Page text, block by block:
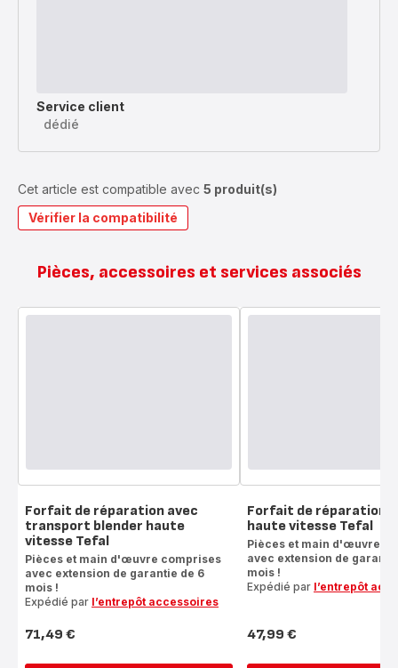
Service client
dédié
Cet article est compatible avec 5 produit(s)
Vérifier la compatibilité
Pièces, accessoires et services associés
Forfait de réparation avec
transport blender haute
vitesse Tefal
Pièces et main d'œuvre comprises
avec extension de garantie de 6
mois !
Expédié par l’entrepôt accessoires
Prix
71,49 €
Forfait de réparation
haute vitesse Tefal
Pièces et main d'œuvre
avec extension de
mois !
Expédié par l’entrepôt
Prix
47,99 €